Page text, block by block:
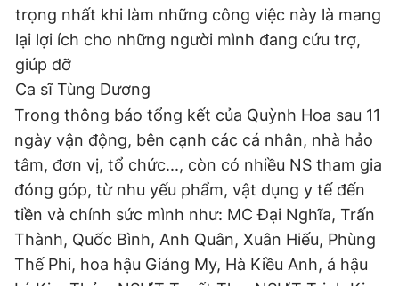
Theo dõi báo trên
Hotline
0906 645 777 0908 780 404
Đặt báo Quảng cáo RSS Tòa soạn Chính sách bảo
Tổng biên tập: Nguyễn Ngọc Toàn
Phó tổng biên tập thường trực: Hải Thành
Phó tổng biên tập: Lâm Hiếu Dũng
Phó tổng biên tập: Trần Việt Hưng
Tổng thư ký tòa soạn: Đức Trung
trọng nhất khi làm những công việc này là mang
lại lợi ích cho những người mình đang cứu trợ,
giúp đỡ
Ca sĩ Tùng Dương
Trong thông báo tổng kết của Quỳnh Hoa sau 11
ngày vận động, bên cạnh các cá nhân, nhà hảo
tâm, đơn vị, tổ chức..., còn có nhiều NS tham gia
đóng góp, từ nhu yếu phẩm, vật dụng y tế đến
tiền và chính sức mình như: MC Đại Nghĩa, Trấn
Thành, Quốc Bình, Anh Quân, Xuân Hiếu, Phùng
Thế Phi, hoa hậu Giáng My, Hà Kiều Anh, á hậu